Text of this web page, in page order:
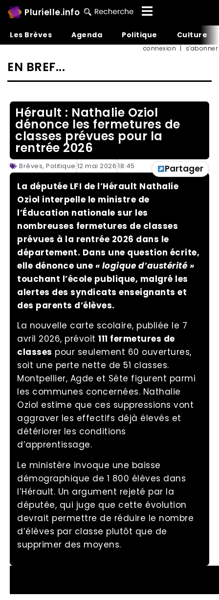
Plurielle.info
Les Brèves Agenda Politique Culture
connexion | s’abonner
EN BREF...
Hérault : Nathalie Oziol
dénonce les fermetures de
classes prévues pour la
rentrée 2026
Brèves, Politique 12 mai 2026 18:45
Partager
La députée LFI de l’Hérault Nathalie
Oziol interpelle le ministre de
l’Éducation nationale sur les
nombreuses fermetures de classes
prévues à la rentrée 2026 dans le
département. Dans une question écrite,
elle dénonce une « logique d’austérité »
touchant l’école publique, malgré les
alertes des syndicats enseignants et
des parents d’élèves.
La nouvelle carte scolaire, publiée le 7
avril 2026, prévoit 111 fermetures de
classes pour seulement 60 ouvertures,
soit une perte nette de 51 classes.
Montpellier, Agde et Sète figurent parmi
les communes concernées. Nathalie
Oziol estime que ces suppressions vont
aggraver les effectifs déjà élevés et
détériorer les conditions
d’apprentissage.
Le ministère invoque une baisse
démographique de 1 800 élèves dans
l’Hérault. Un argument rejeté par la
députée, qui juge que cette évolution
devrait permettre de réduire le nombre
d’élèves par classe plutôt que de
supprimer des moyens.